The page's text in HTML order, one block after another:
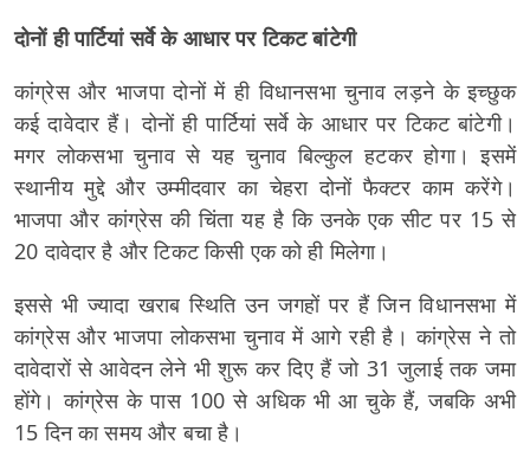
दोनों ही पार्टियां सर्वे के आधार पर टिकट बांटेगी
कांग्रेस और भाजपा दोनों में ही विधानसभा चुनाव लड़ने के इच्छुक
कई दावेदार हैं। दोनों ही पार्टियां सर्वे के आधार पर टिकट बांटेगी।
मगर लोकसभा चुनाव से यह चुनाव बिल्कुल हटकर होगा। इसमें
स्थानीय मुद्दे और उम्मीदवार का चेहरा दोनों फैक्टर काम करेंगे।
भाजपा और कांग्रेस की चिंता यह है कि उनके एक सीट पर 15 से
20 दावेदार है और टिकट किसी एक को ही मिलेगा।
इससे भी ज्यादा खराब स्थिति उन जगहों पर हैं जिन विधानसभा में
कांग्रेस और भाजपा लोकसभा चुनाव में आगे रही है। कांग्रेस ने तो
दावेदारों से आवेदन लेने भी शुरू कर दिए हैं जो 31 जुलाई तक जमा
होंगे। कांग्रेस के पास 100 से अधिक भी आ चुके हैं, जबकि अभी
15 दिन का समय और बचा है।